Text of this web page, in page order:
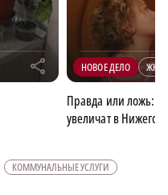
r НОВОЕ ДЕЛО ЖКХ
Правда или ложь:
увеличат в
КОММУНАЛЬНЫЕ УСЛУГИ